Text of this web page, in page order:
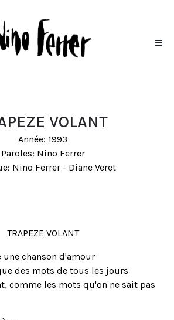
VOLANT
Année: 1993
Paroles: Nino Ferrer
Nino Ferrer - Diane Veret
TRAPEZE VOLANT
une chanson d'amour
des mots de tous les jours
comme les mots qu'on ne sait pas